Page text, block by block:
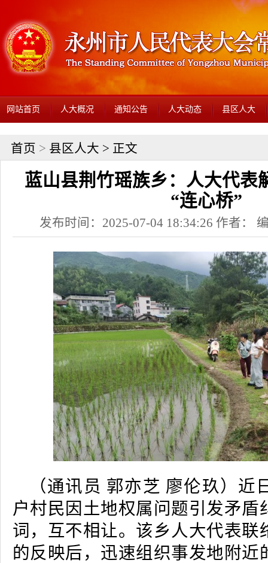
网站首页 人大概况 通知公告 人大动态 县区人大
首页 > 县区人大 > 正文
蓝山县荆竹瑶族乡：人大代表
“连心桥”
发布时间：2025-07-04 18:34:26 作者：
（通讯员 郭亦芝 廖伦玖）近
户村民因土地权属问题引发矛盾
词，互不相让。该乡人大代表联
的反映后，迅速组织事发地附近